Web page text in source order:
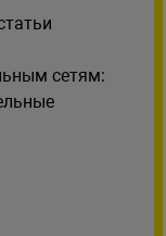
сетям: